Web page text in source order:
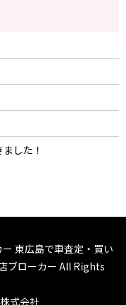
した！
東広島で車査定・買い
ブローカー All Rights
式会社